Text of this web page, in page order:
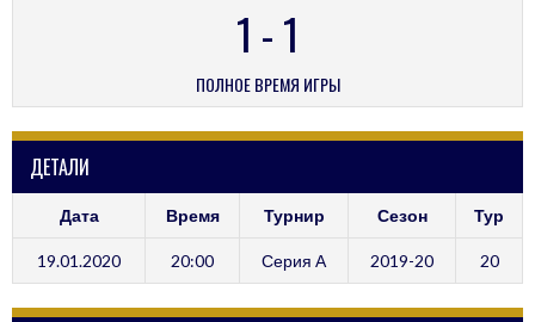
1 -1
ПОЛНОЕ ВРЕМЯ ИГРЫ
ДЕТАЛИ
Дата Время Турнир Сезон Тур
19.01.2020 20:00 Серия А 2019-20 20